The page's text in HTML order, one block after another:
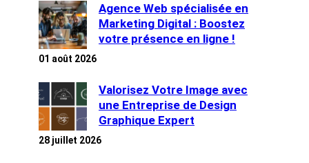
Agence Web spécialisée en
Marketing Digital : Boostez
votre présence en ligne !
01 août 2026
Valorisez Votre Image avec
une Entreprise de Design
Graphique Expert
28 juillet 2026